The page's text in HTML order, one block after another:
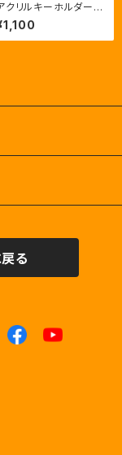
クリルキーホルダー
山田雄太」
る